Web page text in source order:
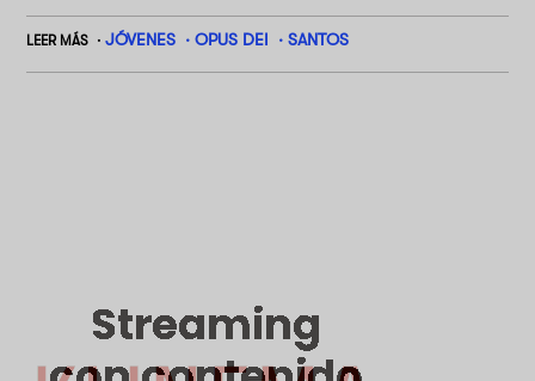
LEER MÁS JÓVENES OPUS DEI SANTOS